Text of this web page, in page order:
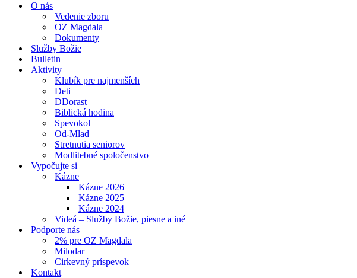
O nás
Vedenie zboru
OZ Magdala
Dokumenty
Služby Božie
Bulletin
Aktivity
Klubík pre najmenších
Deti
DDorast
Biblická hodina
Spevokol
Od-Mlad
Stretnutia seniorov
Modlitebné spoločenstvo
Vypočujte si
Kázne
Kázne 2026
Kázne 2025
Kázne 2024
Videá – Služby Božie, piesne a iné
Podporte nás
2% pre OZ Magdala
Milodar
Cirkevný príspevok
Kontakt